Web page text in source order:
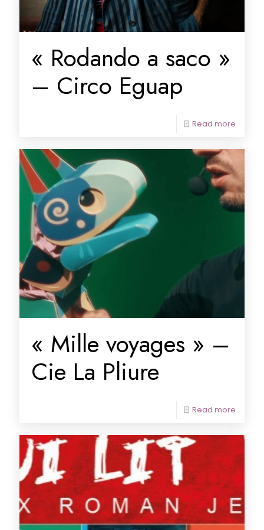
« Rodando a saco »
– Circo Eguap
Read more
« Mille voyages » –
Cie La Pliure
Read more